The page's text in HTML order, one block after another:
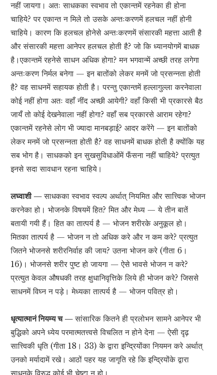
नहीं जायगा। अतः साधकका स्वभाव तो एकान्तमें रहनेका ही होना
चाहिये? पर एकान्त न मिले तो उसके अन्तःकरणमें हलचल नहीं होनी
चाहिये। कारण कि हलचल होनेसे अन्तःकरणमें संसारकी महत्ता आती है
और संसारकी महत्ता आनेपर हलचल होती है? जो कि ध्यानयोगमें बाधक
है।एकान्तमें रहनेसे साधन अधिक होगा? मन भगवान्में अच्छी तरह लगेगा
अन्तःकरण निर्मल बनेगा — इन बातोंको लेकर मनमें जो प्रसन्नता होती
है? वह साधनमें सहायक होती है। परन्तु एकान्तमें हल्लागुल्ला करनेवाला
कोई नहीं होगा अतः वहाँ नींद अच्छी आयेगी? वहाँ किसी भी प्रकारसे बैठ
जायँ तो कोई देखनेवाला नहीं होगा? वहाँ सब प्रकारसे आराम रहेगा?
एकान्तमें रहनेसे लोग भी ज्यादा मानबड़ाई? आदर करेंगे — इन बातोंको
लेकर मनमें जो प्रसन्नता होती है? वह साधनमें बाधक होती है क्योंकि यह
सब भोग है। साधकको इन सुखसुविधाओंमें फँसना नहीं चाहिये? प्रत्युत
इनसे सदा सावधान रहना चाहिये।
लघ्वाशी —साधकका स्वभाव स्वल्प अर्थात् नियमित और सात्त्विक भोजन
करनेका हो। भोजनके विषयमें हित? मित और मेध्य — ये तीन बातें
बतायी गयी हैं। हित का तात्पर्य है — भोजन शरीरके अनुकूल हो।
मितका तात्पर्य है — भोजन न तो अधिक करे और न कम करे? प्रत्युत
जितने भोजनसे शरीरनिर्वाह की जाय? उतना भोजन करे (गीता 6।
16)। भोजनसे शरीर पुष्ट हो जायगा — ऐसे भावसे भोजन न करे?
प्रत्युत केवल औषधकी तरह क्षुधानिवृत्तिके लिये ही भोजन करे? जिससे
साधनमें विघ्न न पड़े। मेध्यका तात्पर्य है — भोजन पवित्र हो।
धृत्यात्मानं नियम्य च —सांसारिक कितने ही प्रलोभन सामने आनेपर भी
बुद्धिको अपने ध्येय परमात्मतत्त्वसे विचलित न होने देना — ऐसी दृढ़
सात्त्विकी धृति (गीता 18। 33) के द्वारा इन्द्रियोंका नियमन करे अर्थात्
उनको मर्यादामें रखे। आठों पहर यह जागृति रहे कि इन्द्रियोंके द्वारा